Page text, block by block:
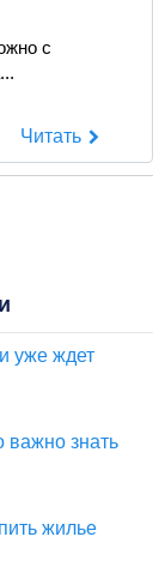
с
Читать
уже ждет
важно знать
жилье